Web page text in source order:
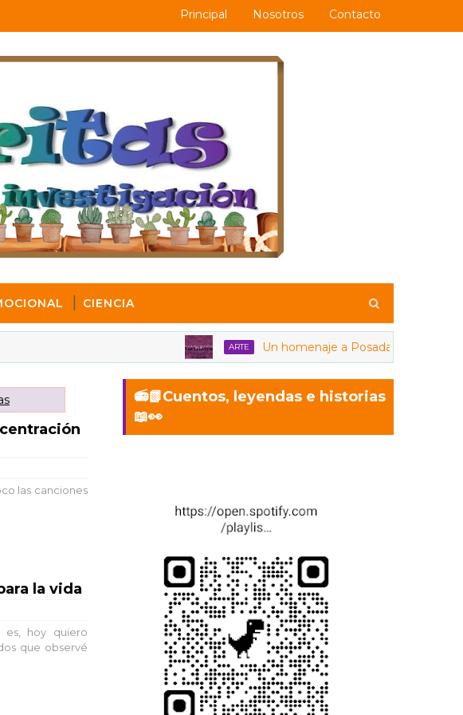
Principal Nosotros Contacto
CIENCIA
ARTE Un homenaje a Posadas y a las calaveras
las canciones
la vida
hoy quiero
que observé
📻📗Cuentos, leyendas e historias
📖👀